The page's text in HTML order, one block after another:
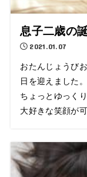
息子二歳の
2021.01.07
おたんじょうび
日を迎えました
ちょっとゆっく
大好きな笑顔が